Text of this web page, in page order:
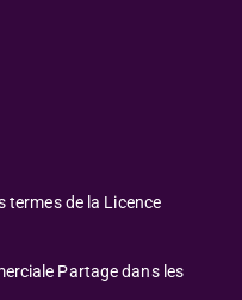
termes de la Licence
Partage dans les